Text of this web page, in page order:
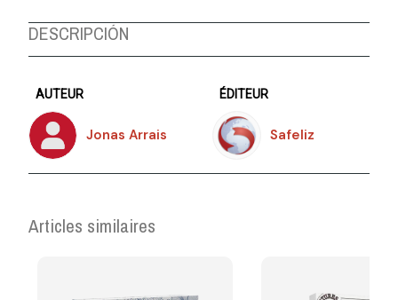
DESCRIPCIÓN
AUTEUR
Jonas Arrais
ÉDITEUR
Safeliz
Articles similaires